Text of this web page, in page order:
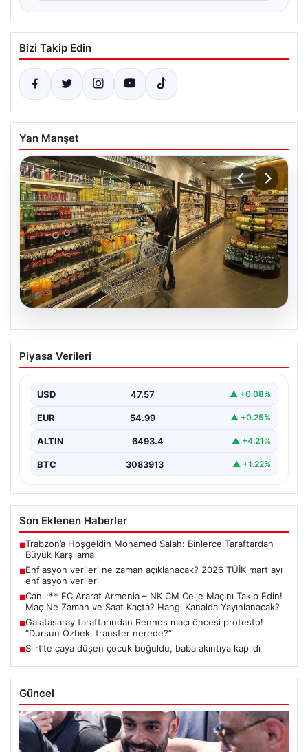
Bizi Takip Edin
Yan Manşet
Enflasyon verileri ne zaman
açıklanacak? 2026 TÜİK mart ayı
Piyasa Verileri
USD 47.57 ▲ +0.08%
EUR 54.99 ▲ +0.25%
ALTIN 6493.4 ▲ +4.21%
BTC 3083913 ▲ +1.22%
Son Eklenen Haberler
■Trabzon’a Hoşgeldin Mohamed Salah: Binlerce Taraftardan
Büyük Karşılama
■Enflasyon verileri ne zaman açıklanacak? 2026 TÜİK mart ayı
enflasyon verileri
■Canlı:** FC Ararat Armenia – NK CM Celje Maçını Takip Edin!
Maç Ne Zaman ve Saat Kaçta? Hangi Kanalda Yayınlanacak?
■Galatasaray taraftarından Rennes maçı öncesi protesto!
“Dursun Özbek, transfer nerede?”
■Siirt’te çaya düşen çocuk boğuldu, baba akıntıya kapıldı
Güncel